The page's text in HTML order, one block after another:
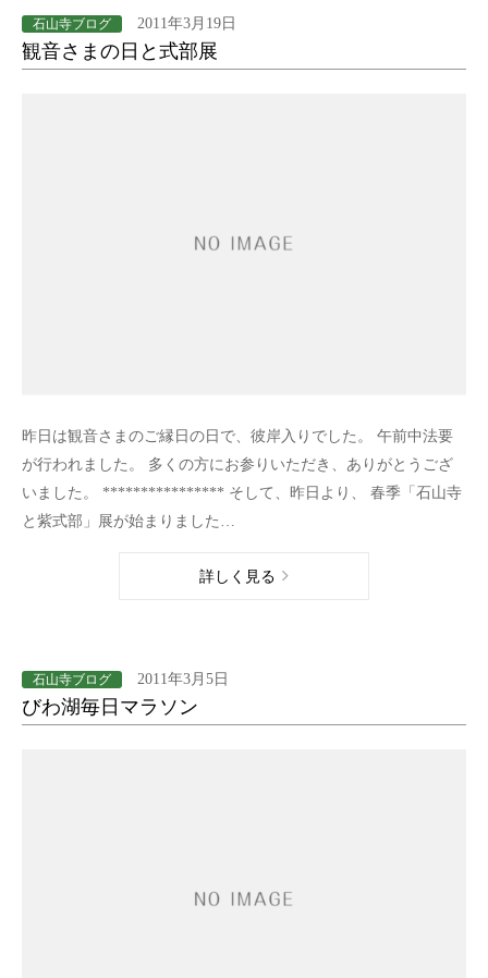
石山寺ブログ 2011年3月19日
観音さまの日と式部展
昨日は観音さまのご縁日の日で、彼岸入りでした。 午前中法要
が行われました。 多くの方にお参りいただき、ありがとうござ
いました。 **************** そして、昨日より、 春季「石山寺
と紫式部」展が始まりました…
詳しく見る
石山寺ブログ 2011年3月5日
びわ湖毎日マラソン